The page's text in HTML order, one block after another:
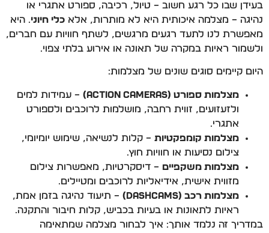
בעידן שבו כל רגע חשוב – טיול, רכיבה, ספורט אתגרי או
נהיגה – מצלמה איכותית היא לא מותרות, אלא כלי חיוני. היא
מאפשרת לנו לתעד רגעים מרגשים, לשתף חוויות עם חברים,
ולשמור ראיות במקרה של תאונה או אירוע בלתי צפוי.
היום קיימים סוגים שונים של מצלמות:
מצלמות ספורט (Action Cameras)
– עמידות למים
ולזעזועים, זווית רחבה, מושלמות לרוכבים ולספורט
אתגרי.
מצלמות קומפקטיות – קלות לנשיאה, שימוש יומיומי,
צילום נסיעות או חוויות חוץ.
מצלמות משקפיים – דיסקרטיות, מאפשרות צילום
מזווית אישית, אידיאליות לרוכבים ומטיילים.
מצלמות רכב (Dashcams)
– תיעוד נהיגה בזמן אמת,
ראיות לתאונות או בעיות בכביש, קלות חיבור והתקנה.
במדריך זה נלמד אותך: איך לבחור מצלמה שמתאימה